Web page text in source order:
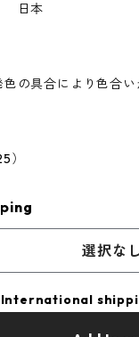
日本
の具合により色合い
）
選択なし
International